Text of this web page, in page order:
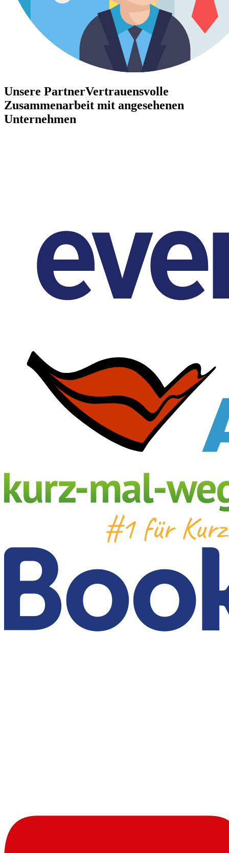
Unsere PartnerVertrauensvolle
Zusammenarbeit mit angesehenen
Unternehmen